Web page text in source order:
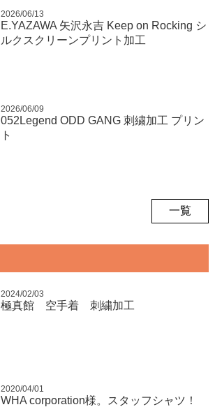
2026/06/13
E.YAZAWA 矢沢永吉 Keep on Rocking シ
ルクスクリーンプリント加工
2026/06/09
052Legend ODD GANG 刺繍加工 プリン
ト
一覧
2024/02/03
極真館 空手着 刺繍加工
2020/04/01
WHA corporation様。スタッフシャツ！